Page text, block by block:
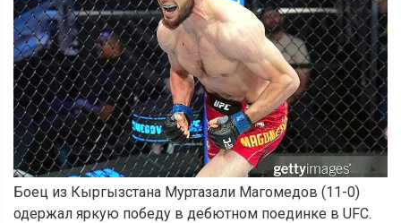
Боец из Кыргызстана Муртазали Магомедов (11-0)
одержал яркую победу в дебютном поединке в UFC.